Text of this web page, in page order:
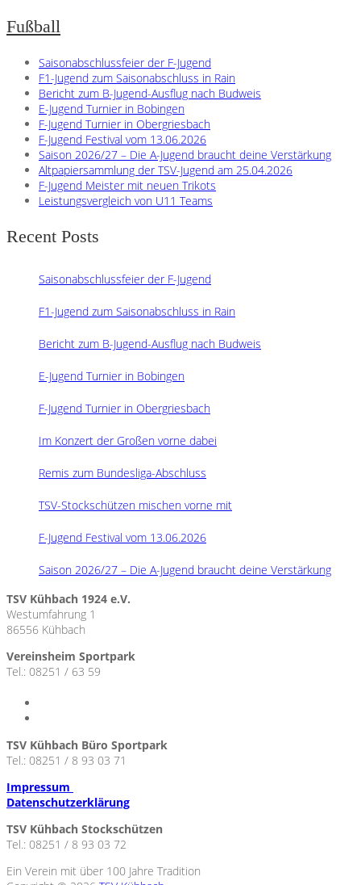
Fußball
Saisonabschlussfeier der F-Jugend
F1-Jugend zum Saisonabschluss in Rain
Bericht zum B-Jugend-Ausflug nach Budweis
E-Jugend Turnier in Bobingen
F-Jugend Turnier in Obergriesbach
F-Jugend Festival vom 13.06.2026
Saison 2026/27 – Die A-Jugend braucht deine Verstärkung
Altpapiersammlung der TSV-Jugend am 25.04.2026
F-Jugend Meister mit neuen Trikots
Leistungsvergleich von U11 Teams
Recent Posts
Saisonabschlussfeier der F-Jugend
F1-Jugend zum Saisonabschluss in Rain
Bericht zum B-Jugend-Ausflug nach Budweis
E-Jugend Turnier in Bobingen
F-Jugend Turnier in Obergriesbach
Im Konzert der Großen vorne dabei
Remis zum Bundesliga-Abschluss
TSV-Stockschützen mischen vorne mit
F-Jugend Festival vom 13.06.2026
Saison 2026/27 – Die A-Jugend braucht deine Verstärkung
TSV Kühbach 1924 e.V.
Westumfahrung 1
86556 Kühbach
Vereinsheim Sportpark
Tel.: 08251 / 63 59
TSV Kühbach Büro Sportpark
Tel.: 08251 / 8 93 03 71
Impressum
Datenschutzerklärung
TSV Kühbach Stockschützen
Tel.: 08251 / 8 93 03 72
Ein Verein mit über 100 Jahre Tradition